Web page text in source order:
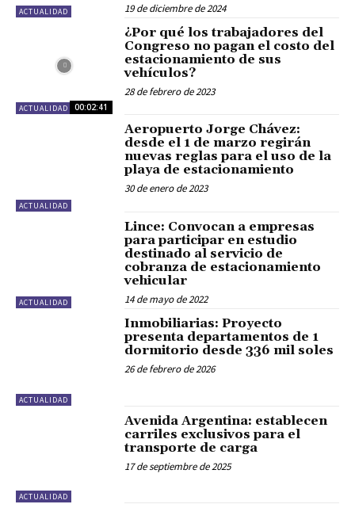
ACTUALIDAD 19 de diciembre de 2024
ACTUALIDAD 00:02:41
¿Por qué los trabajadores del
Congreso no pagan el costo del
estacionamiento de sus
vehículos?
28 de febrero de 2023
ACTUALIDAD
Aeropuerto Jorge Chávez:
desde el 1 de marzo regirán
nuevas reglas para el uso de la
playa de estacionamiento
30 de enero de 2023
ACTUALIDAD
Lince: Convocan a empresas
para participar en estudio
destinado al servicio de
cobranza de estacionamiento
vehicular
14 de mayo de 2022
ACTUALIDAD
Inmobiliarias: Proyecto
presenta departamentos de 1
dormitorio desde 336 mil soles
26 de febrero de 2026
ACTUALIDAD
Avenida Argentina: establecen
carriles exclusivos para el
transporte de carga
17 de septiembre de 2025